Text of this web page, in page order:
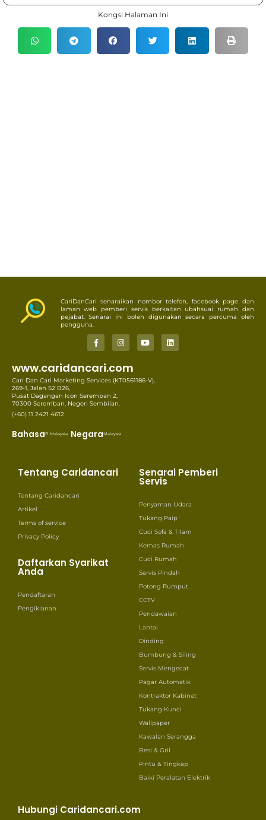
Kongsi Halaman Ini
CariDanCari senaraikan nombor telefon, facebook page dan
laman web pemberi servis berkaitan ubahsuai rumah dan
pejabat. Senarai ini boleh digunakan secara percuma oleh
pengguna.
www.caridancari.com
Cari Dan Cari Marketing Services (KT0561186-V),
269-1, Jalan S2 B26,
Pusat Dagangan Icon Seremban 2,
70300 Seremban, Negeri Sembilan.
(+60) 11 2421 4612
BahasaB. Malaysia NegaraMalaysia
Tentang Caridancari
Tentang Caridancari
Artikel
Terms of service
Privacy Policy
Daftarkan Syarikat
Anda
Pendaftaran
Pengiklanan
Senarai Pemberi
Servis
Penyaman Udara
Tukang Paip
Cuci Sofa & Tilam
Kemas Rumah
Cuci Rumah
Servis Pindah
Potong Rumput
CCTV
Pendawaian
Lantai
Dinding
Bumbung & Siling
Servis Mengecat
Pagar Automatik
Kontraktor Kabinet
Tukang Kunci
Wallpaper
Kawalan Serangga
Besi & Gril
Pintu & Tingkap
Baiki Peralatan Elektrik
Hubungi Caridancari.com